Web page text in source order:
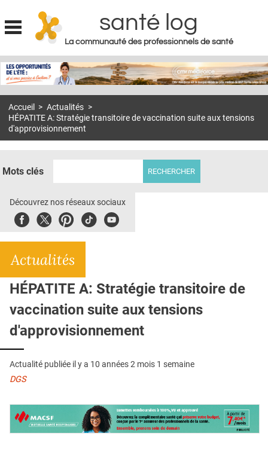
Jump to navigation
santé log
La communauté des professionnels de santé
MON COMPTE
S'ABONNER À LA REVUE SOIN À DOMICILE
ACTUS
E-REVUE SAD
THÉMA
CRÉDITS
Accueil > Actualités >
HÉPATITE A: Stratégie transitoire de vaccination suite aux tensions
d'approvisionnement
Mots clés
Découvrez nos réseaux sociaux
FacebookTwitterPinterest
TiktokYoubute
Actualités
HÉPATITE A: Stratégie transitoire de
vaccination suite aux tensions
d'approvisionnement
Actualité publiée il y a 10 années 2 mois 1 semaine
DGS